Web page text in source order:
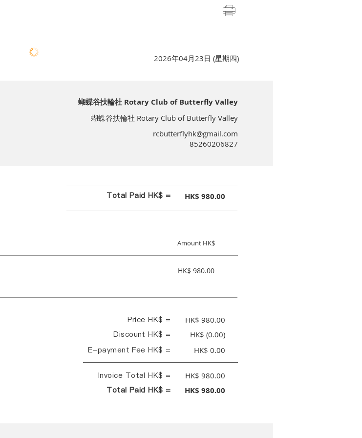
2026年04月23日 (星期四)
蝴蝶谷扶輪社 Rotary Club of Butterfly Valley
蝴蝶谷扶輪社 Rotary Club of Butterfly Valley
rcbutterflyhk@gmail.com
85260206827
Total Paid HK$ = HK$ 980.00
Amount HK$
HK$ 980.00
Price HK$ = HK$ 980.00
Discount HK$ = HK$ (0.00)
E-payment Fee HK$ = HK$ 0.00
Invoice Total HK$ = HK$ 980.00
Total Paid HK$ = HK$ 980.00